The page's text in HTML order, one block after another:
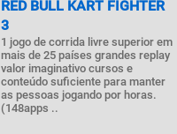
RED BULL KART FIGHTER
3
1 jogo de corrida livre superior em
mais de 25 países grandes replay
valor imaginativo cursos e
conteúdo suficiente para manter
as pessoas jogando por horas.
(148apps ..